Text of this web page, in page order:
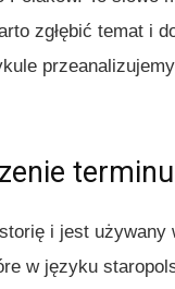
zgłębić temat i
terminu
i jest
w języku